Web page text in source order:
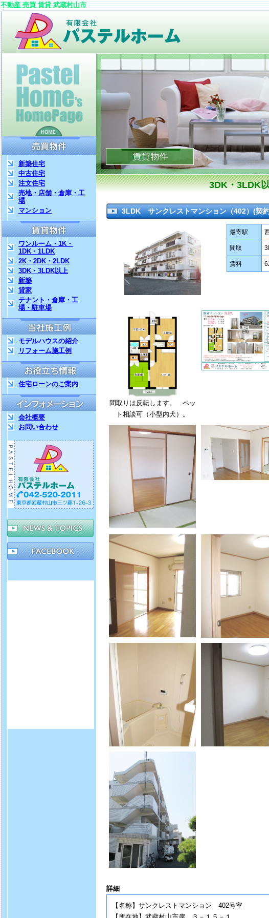
不動産 売買 賃貸 武蔵村山市
3DK・3LDK
新築住宅
中古住宅
注文住宅
売地・店舗・倉庫・工
場
マンション
ワンルーム・1K・
1DK・1LDK
2K・2DK・2LDK
3DK・3LDK以上
新築
貸家
テナント・倉庫・工
場・駐車場
モデルハウスの紹介
リフォーム施工例
住宅ローンのご案内
会社概要
お問い合わせ
3LDK サンクレストマンション（402）(契
最寄駅
間取
賃料
間取りは反転します。 ペッ
ト相談可（小型内犬）。
詳細
【名称】サンクレストマンション 402号室